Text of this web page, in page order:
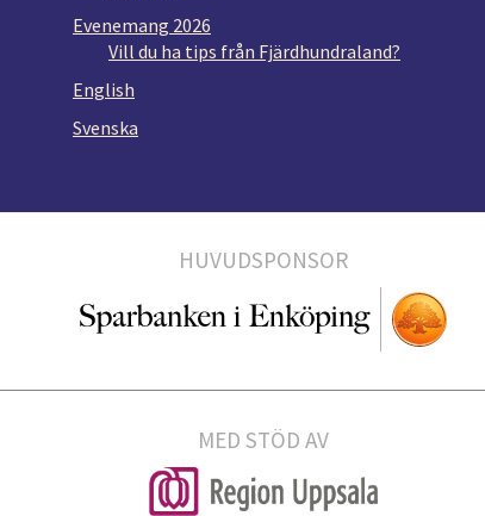
Evenemang 2026
Vill du ha tips från Fjärdhundraland?
English
Svenska
HUVUDSPONSOR
MED STÖD AV